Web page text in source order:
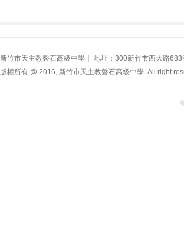
新竹市天主教磐石高級中學｜ 地址：300新竹市西大路
版權所有 @ 2016, 新竹市天主教磐石高級中學. All right